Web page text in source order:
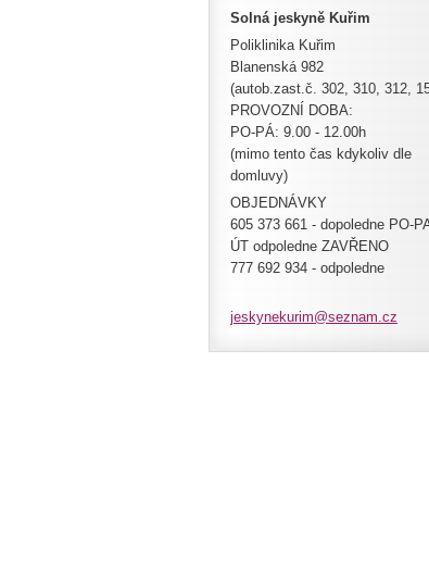
Solná jeskyně Kuřim
Poliklinika Kuřim
Blanenská 982
(autob.zast.č. 302, 310, 312,
PROVOZNÍ DOBA:
PO-PÁ: 9.00 - 12.00h
(mimo tento čas kdykoliv dle
domluvy)
OBJEDNÁVKY
605 373 661 - dopoledne PO-
ÚT odpoledne ZAVŘENO
777 692 934 - odpoledne
jeskynekurim@seznam.cz